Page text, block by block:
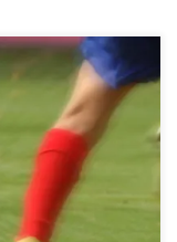
in
so, denn jetzt
Bedingungen
Mittwoch, 20.
JSG